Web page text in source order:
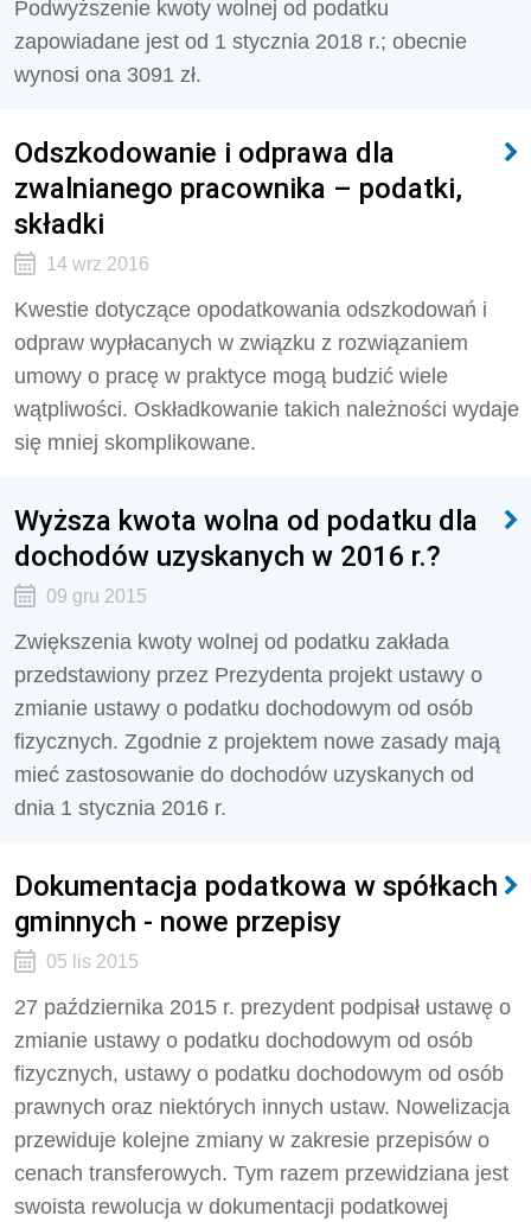
Podwyższenie kwoty wolnej od podatku
zapowiadane jest od 1 stycznia 2018 r.; obecnie
wynosi ona 3091 zł.
Odszkodowanie i odprawa dla
zwalnianego pracownika – podatki,
składki
14 wrz 2016
Kwestie dotyczące opodatkowania odszkodowań i
odpraw wypłacanych w związku z rozwiązaniem
umowy o pracę w praktyce mogą budzić wiele
wątpliwości. Oskładkowanie takich należności wydaje
się mniej skomplikowane.
Wyższa kwota wolna od podatku dla
dochodów uzyskanych w 2016 r.?
09 gru 2015
Zwiększenia kwoty wolnej od podatku zakłada
przedstawiony przez Prezydenta projekt ustawy o
zmianie ustawy o podatku dochodowym od osób
fizycznych. Zgodnie z projektem nowe zasady mają
mieć zastosowanie do dochodów uzyskanych od
dnia 1 stycznia 2016 r.
Dokumentacja podatkowa w spółkach
gminnych - nowe przepisy
05 lis 2015
27 października 2015 r. prezydent podpisał ustawę o
zmianie ustawy o podatku dochodowym od osób
fizycznych, ustawy o podatku dochodowym od osób
prawnych oraz niektórych innych ustaw. Nowelizacja
przewiduje kolejne zmiany w zakresie przepisów o
cenach transferowych. Tym razem przewidziana jest
swoista rewolucja w dokumentacji podatkowej